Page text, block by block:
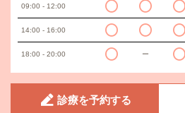
09:00 - 12:00
14:00 - 16:00
18:00 - 20:00 ー
診療を予約する